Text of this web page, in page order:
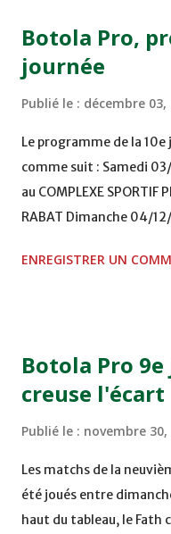
Botola Pro,
journée
Publié le : décembre 03,
Le programme de la
comme suit : Samedi
au COMPLEXE SPORTIF
RABAT Dimanche 04/12/
TERRAIN EL ABDI - EL
Mardi 06/12/2011 15H00
DE FES - FES WAC -
ENREGISTRER UN
Botola Pro 9e
creuse l'écart
Publié le : novembre 30,
Les matchs de la
été joués entre
haut du tableau, le Fath